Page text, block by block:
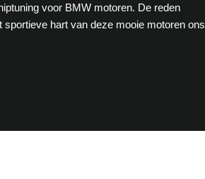
voor BMW motoren. De reden
hart van deze mooie motoren ons